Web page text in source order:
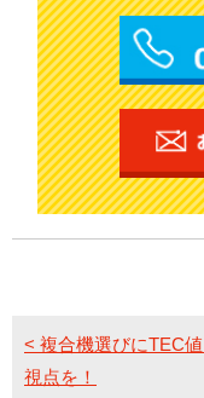
< 複合機選びにTEC値
視点を！